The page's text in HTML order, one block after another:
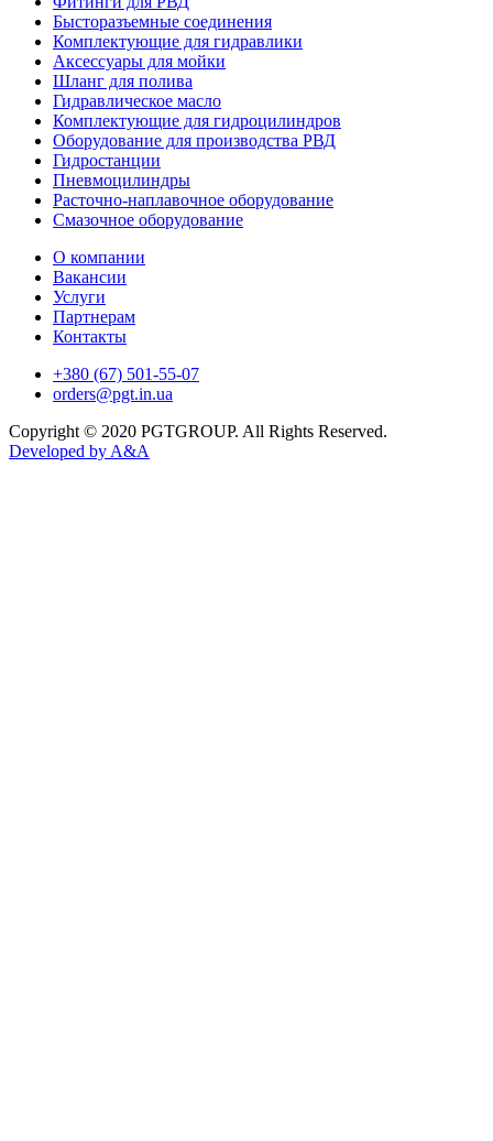
Бысторазъемные соединения
Комплектующие для гидравлики
Аксессуары для мойки
Шланг для полива
Гидравлическое масло
Комплектующие для гидроцилиндров
Оборудование для производства РВД
Гидростанции
Пневмоцилиндры
Расточно-наплавочное оборудование
Смазочное оборудование
О компании
Вакансии
Услуги
Партнерам
Контакты
+380 (67) 501-55-07
orders@pgt.in.ua
Copyright © 2020 PGTGROUP. All Rights Reserved.
Developed byA&A